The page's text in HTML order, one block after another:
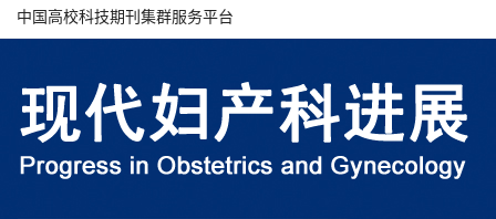
中国高校科技期刊集群服务平台